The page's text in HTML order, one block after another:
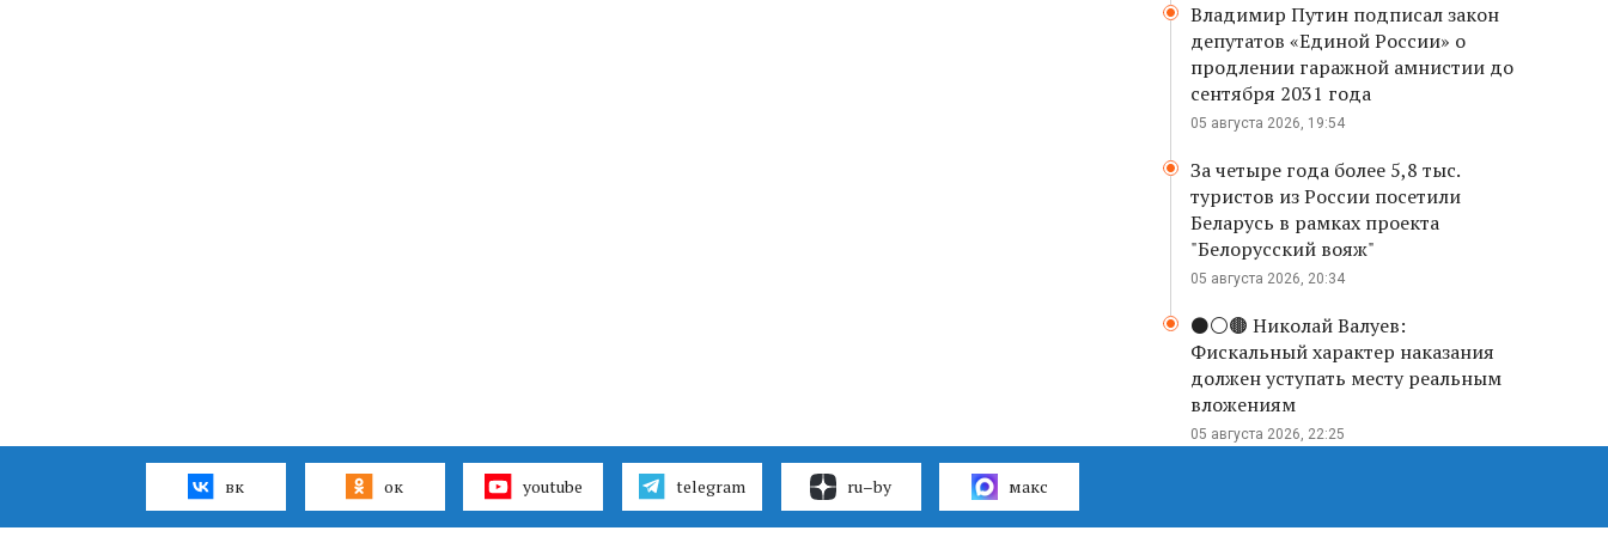
Владимир Путин подписал закон
депутатов «Единой России» о
продлении гаражной амнистии до
сентября 2031 года
05 августа 2026, 19:54
За четыре года более 5,8 тыс.
туристов из России посетили
Беларусь в рамках проекта
"Белорусский вояж"
05 августа 2026, 20:34
⚫️⚪️🟤 Николай Валуев:
Фискальный характер наказания
должен уступать месту реальным
вложениям
05 августа 2026, 22:25
вк ок youtube telegram ru–by макс